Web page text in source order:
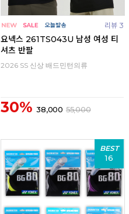
리뷰 3
요넥스 261TS043U 남성 여성 티
셔츠 반팔
2026 SS 신상 배드민턴의류
30% 38,000 55,000
BEST
16